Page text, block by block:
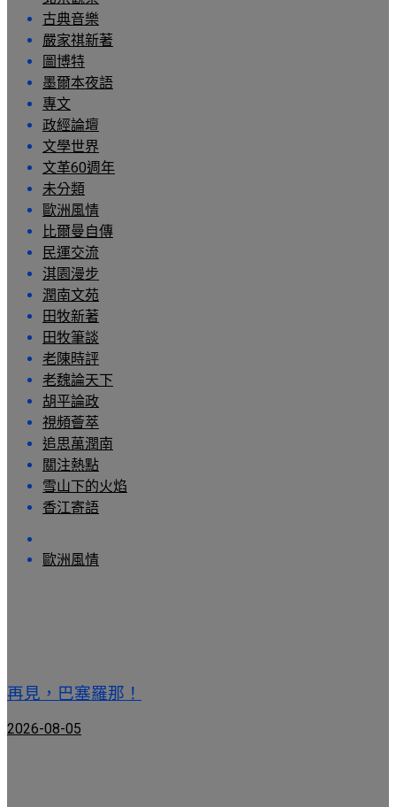
古典音樂
嚴家祺新著
圖博特
墨爾本夜語
專文
政經論壇
文學世界
文革60週年
未分類
歐洲風情
比爾曼自傳
民運交流
淇園漫步
潤南文苑
田牧新著
田牧筆談
老陳時評
老魏論天下
胡平論政
視頻薈萃
追思萬潤南
關注熱點
雪山下的火焰
香江寄語
歐洲風情
再見，巴塞羅那！
2026-08-05